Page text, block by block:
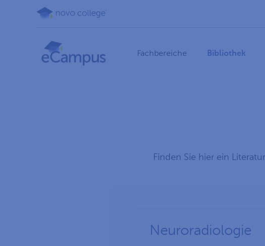
Fachbereiche Bibliothek
Finden Sie hier ein
Neuroradiologie